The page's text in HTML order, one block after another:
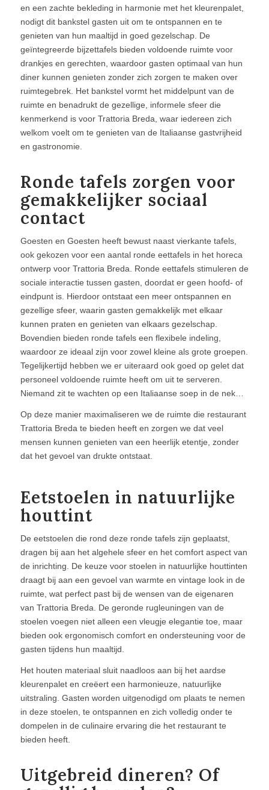
en een zachte bekleding in harmonie met het kleurenpalet,
nodigt dit bankstel gasten uit om te ontspannen en te
genieten van hun maaltijd in goed gezelschap. De
geïntegreerde bijzettafels bieden voldoende ruimte voor
drankjes en gerechten, waardoor gasten optimaal van hun
diner kunnen genieten zonder zich zorgen te maken over
ruimtegebrek. Het bankstel vormt het middelpunt van de
ruimte en benadrukt de gezellige, informele sfeer die
kenmerkend is voor Trattoria Breda, waar iedereen zich
welkom voelt om te genieten van de Italiaanse gastvrijheid
en gastronomie.
Ronde tafels zorgen voor
gemakkelijker sociaal
contact
Goesten en Goesten heeft bewust naast vierkante tafels,
ook gekozen voor een aantal ronde eettafels in het horeca
ontwerp voor Trattoria Breda. Ronde eettafels stimuleren de
sociale interactie tussen gasten, doordat er geen hoofd- of
eindpunt is. Hierdoor ontstaat een meer ontspannen en
gezellige sfeer, waarin gasten gemakkelijk met elkaar
kunnen praten en genieten van elkaars gezelschap.
Bovendien bieden ronde tafels een flexibele indeling,
waardoor ze ideaal zijn voor zowel kleine als grote groepen.
Tegelijkertijd hebben we er uiteraard ook goed op gelet dat
personeel voldoende ruimte heeft om uit te serveren.
Niemand zit te wachten op een Italiaanse soep in de nek…
Op deze manier maximaliseren we de ruimte die restaurant
Trattoria Breda te bieden heeft en zorgen we dat veel
mensen kunnen genieten van een heerlijk etentje, zonder
dat het gevoel van drukte ontstaat.
Eetstoelen in natuurlijke
houttint
De eetstoelen die rond deze ronde tafels zijn geplaatst,
dragen bij aan het algehele sfeer en het comfort aspect van
de inrichting. De keuze voor stoelen in natuurlijke houttinten
draagt bij aan een gevoel van warmte en vintage look in de
ruimte, wat perfect past bij de wensen van de eigenaren
van Trattoria Breda. De geronde rugleuningen van de
stoelen voegen niet alleen een vleugje elegantie toe, maar
bieden ook ergonomisch comfort en ondersteuning voor de
gasten tijdens hun maaltijd.
Het houten materiaal sluit naadloos aan bij het aardse
kleurenpalet en creëert een harmonieuze, natuurlijke
uitstraling. Gasten worden uitgenodigd om plaats te nemen
in deze stoelen, te ontspannen en zich volledig onder te
dompelen in de culinaire ervaring die het restaurant te
bieden heeft.
Uitgebreid dineren? Of